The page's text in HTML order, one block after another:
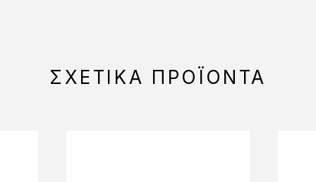
ΣΧΕΤΙΚΆ ΠΡΟΪΌΝΤΑ